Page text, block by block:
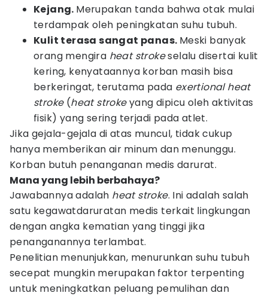
Kejang. Merupakan tanda bahwa otak mulai
terdampak oleh peningkatan suhu tubuh.
Kulit terasa sangat panas. Meski banyak
orang mengira heat strokeselalu disertai kulit
kering, kenyataannya korban masih bisa
berkeringat, terutama pada exertional heat
stroke (heat strokeyang dipicu oleh aktivitas
fisik) yang sering terjadi pada atlet.
Jika gejala-gejala di atas muncul, tidak cukup
hanya memberikan air minum dan menunggu.
Korban butuh penanganan medis darurat.
Mana yang lebih berbahaya?
Jawabannya adalah heat stroke. Ini adalah salah
satu kegawatdaruratan medis terkait lingkungan
dengan angka kematian yang tinggi jika
penanganannya terlambat.
Penelitian menunjukkan, menurunkan suhu tubuh
secepat mungkin merupakan faktor terpenting
untuk meningkatkan peluang pemulihan dan